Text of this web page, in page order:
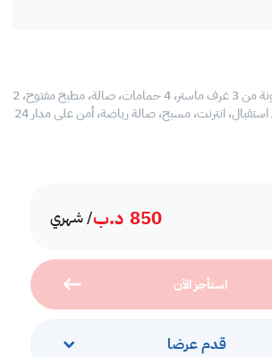
850 د.ب/ شهري
استأجر الآن
قدم عرضا
شقة للايجار في امواج، مكونة من 3 غرف ماستر، 4 حمامات، صالة، مطبخ مفتوح، 2
بلكونة، غرفة غسيل، لوبي استقبال، انترنت، مسبح، صالة رياضة، أمن على مدار 24